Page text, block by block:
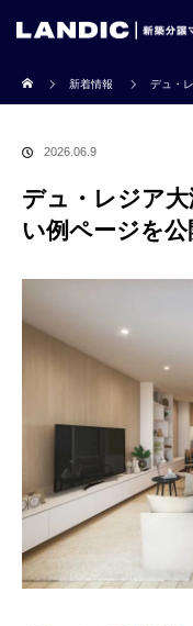
新着情報
デュ・
2026.06.9
デュ・レジア
い例ページを公